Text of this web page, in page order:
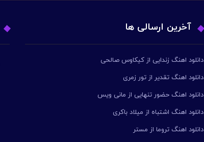
آخرین ارسالی ها
دانلود اهنگ زندایی از کیکاوس صالحی
دانلود اهنگ تقدیر از تور زمری
دانلود اهنگ حضور تنهایی از مانی ویس
دانلود اهنگ اشتباه از میلاد باکری
دانلود اهنگ تروما از مستر